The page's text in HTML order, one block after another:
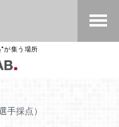
が集う場所
手採点）